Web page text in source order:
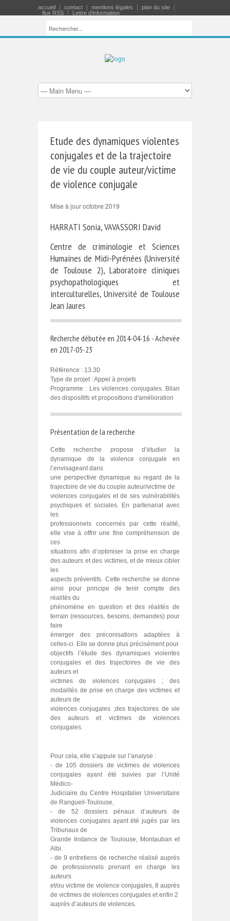
accueil contact mentions légales
plan du site
flux RSS
Lettre d’information
Etude des dynamiques violentes
conjugales et de la trajectoire
de vie du couple auteur/victime
de violence conjugale
Mise à jour octobre 2019
HARRATI Sonia, VAVASSORI David
Centre de criminologie et Sciences
Humaines de Midi-Pyrénées (Université
de Toulouse 2), Laboratoire cliniques
psychopathologiques et
interculturelles, Université de Toulouse
Jean Jaures
Recherche débutée en 2014-04-16 - Achevée
en 2017-05-23
Référence : 13.30
Type de projet : Appel à projets
Programme : Les violences conjugales. Bilan
des dispositifs et propositions d'amélioration
Présentation de la recherche
Cette recherche propose d’étudier la
dynamique de la violence conjugale en
l’envisageant dans
une perspective dynamique au regard de la
trajectoire de vie du couple auteur/victime de
violences conjugales et de ses vulnérabilités
psychiques et sociales. En partenariat avec
les
professionnels concernés par cette réalité,
elle vise à offrir une fine compréhension de
ces
situations afin d’optimiser la prise en charge
des auteurs et des victimes, et de mieux cibler
les
aspects préventifs. Cette recherche se donne
ainsi pour principe de tenir compte des
réalités du
phénomène en question et des réalités de
terrain (ressources, besoins, demandes) pour
faire
émerger des préconisations adaptées à
celles-ci. Elle se donne plus précisément pour
objectifs l’étude des dynamiques violentes
conjugales et des trajectoires de vie des
auteurs et
victimes de violences conjugales ; des
modalités de prise en charge des victimes et
auteurs de
violences conjugales ;des trajectoires de vie
des auteurs et victimes de violences
conjugales.
Pour cela, elle s’appuie sur l’analyse :
- de 105 dossiers de victimes de violences
conjugales ayant été suivies par l’Unité
Médico-
Judiciaire du Centre Hospitalier Universitaire
de Rangueil-Toulouse,
- de 52 dossiers pénaux d’auteurs de
violences conjugales ayant été jugés par les
Tribunaux de
Grande Instance de Toulouse, Montauban et
Albi.
- de 9 entretiens de recherche réalisé auprès
de professionnels prenant en charge les
auteurs
et/ou victime de violence conjugales, 8 auprès
de victimes de violences conjugales et enfin 2
auprès d’auteurs de violences.